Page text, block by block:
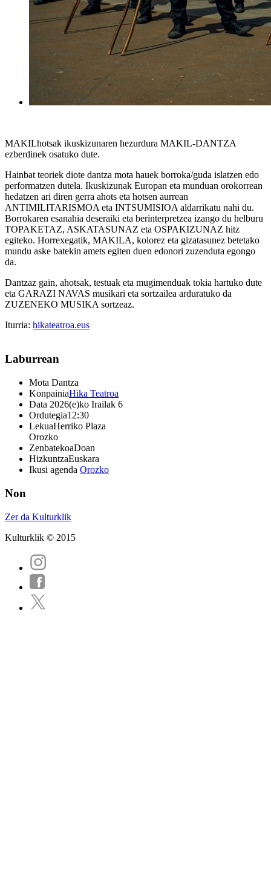
MAKILhotsak ikuskizunaren hezurdura MAKIL-DANTZA
ezberdinek osatuko dute.
Hainbat teoriek diote dantza mota hauek borroka/guda islatzen edo
performatzen dutela. Ikuskizunak Europan eta munduan orokorrean
hedatzen ari diren gerra ahots eta hotsen aurrean
ANTIMILITARISMOA eta INTSUMISIOA aldarrikatu nahi du.
Borrokaren esanahia deseraiki eta berinterpretzea izango du helburu
TOPAKETAZ, ASKATASUNAZ eta OSPAKIZUNAZ hitz
egiteko. Horrexegatik, MAKILA, kolorez eta gizatasunez betetako
mundu aske batekin amets egiten duen edonori zuzenduta egongo
da.
Dantzaz gain, ahotsak, testuak eta mugimenduak tokia hartuko dute
eta GARAZI NAVAS musikari eta sortzailea arduratuko da
ZUZENEKO MUSIKA sortzeaz.
Iturria: hikateatroa.eus
Laburrean
Mota Dantza
KonpainiaHika Teatroa
Data 2026(e)ko Irailak 6
Ordutegia12:30
LekuaHerriko Plaza
Orozko
ZenbatekoaDoan
HizkuntzaEuskara
Ikusi agenda Orozko
Non
Zer da Kulturklik
Kulturklik © 2015